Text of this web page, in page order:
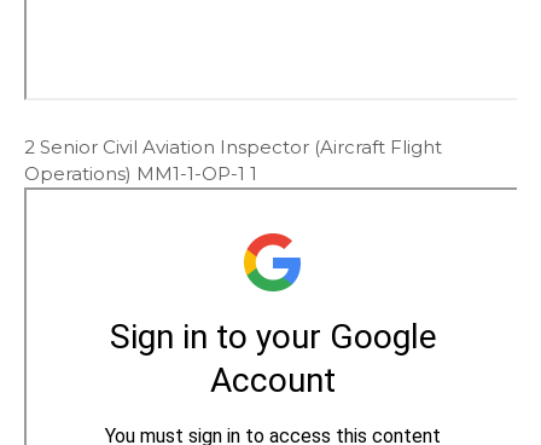
2 Senior Civil Aviation Inspector (Aircraft Flight
Operations) MM1-1-OP-1 1